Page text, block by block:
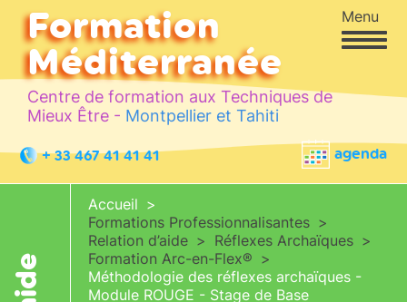
Formation
Méditerranée
Centre de formation aux Techniques de
Mieux Être - Montpellier et Tahiti
Menu
+ 33 467 41 41 41 agenda
Accueil
Formations Professionnalisantes
Relation d’aide
Réflexes Archaïques
Formation Arc-en-Flex®
Méthodologie des réflexes archaïques -
Module ROUGE - Stage de Base